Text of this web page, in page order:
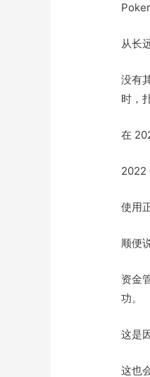
从长
没有
时，
在
2022
使用
顺便
资金
功。
这是
这也